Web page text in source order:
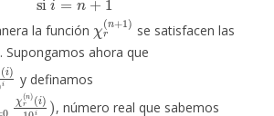
la función
r( n +
se satisfacen las
Supongamos ahora que
y definamos
r(n)
, número real que sabemos